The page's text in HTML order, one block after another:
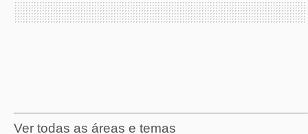
Ver todas as áreas e temas